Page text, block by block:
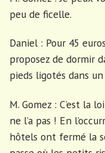
peu de ficelle.
Daniel : Pour 45
proposez de dormir
pieds ligotés dans
M. Gomez : C’est la
ne l’a pas ! En
hôtels ont fermé la